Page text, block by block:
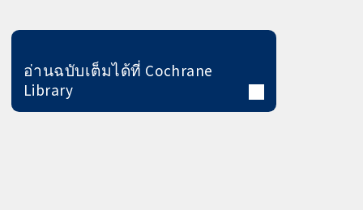
อ่านฉบับเต็มได้ที่ Cochrane
Library